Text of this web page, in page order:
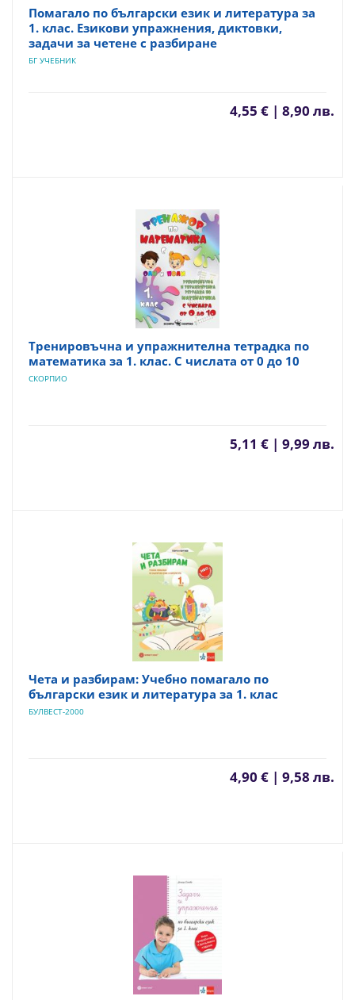
Помагало по български език и литература за
1. клас. Езикови упражнения, диктовки,
задачи за четене с разбиране
БГ УЧЕБНИК
4,55 € | 8,90 лв.
Тренировъчна и упражнителна тетрадка по
математика за 1. клас. С числата от 0 до 10
СКОРПИО
5,11 € | 9,99 лв.
Чета и разбирам: Учебно помагало по
български език и литература за 1. клас
БУЛВЕСТ-2000
4,90 € | 9,58 лв.